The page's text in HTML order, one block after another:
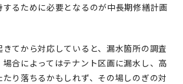
るために必要となるのが中長期修繕計画
てから対応していると、漏水箇所の調査
合によってはテナント区画に漏水し、高
り落ちるかもしれず、その場しのぎの対